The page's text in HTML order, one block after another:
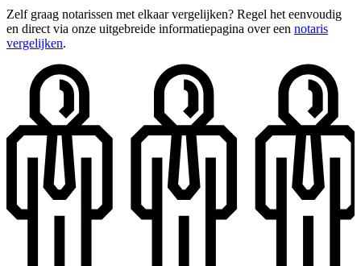
Zelf graag notarissen met elkaar vergelijken? Regel het eenvoudig
en direct via onze uitgebreide informatiepagina over een notaris
vergelijken.